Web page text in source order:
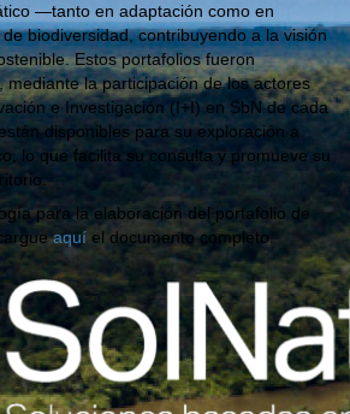
—tanto en adaptación como en
biodiversidad, contribuyendo a la visión
Estos portafolios fueron
mediante la participación de los actores
e Investigación (I+I) en SbN de cada
disponibles para su exploración a
lo que facilita su consulta y promueve su
para la elaboración del portafolio de
aquí el documento completo.